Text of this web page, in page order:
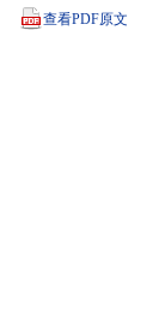
查看PDF原文